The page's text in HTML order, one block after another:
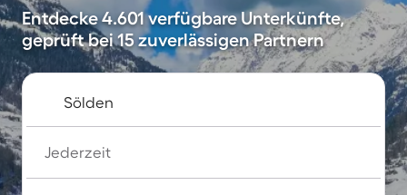
Entdecke 4.601 verfügbare Unterkünfte,
geprüft bei 15 zuverlässigen Partnern
Jederzeit